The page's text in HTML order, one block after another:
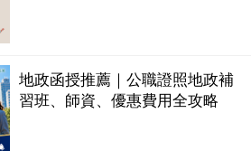
地政函授推薦｜公職證照地政補
習班、師資、優惠費用全攻略